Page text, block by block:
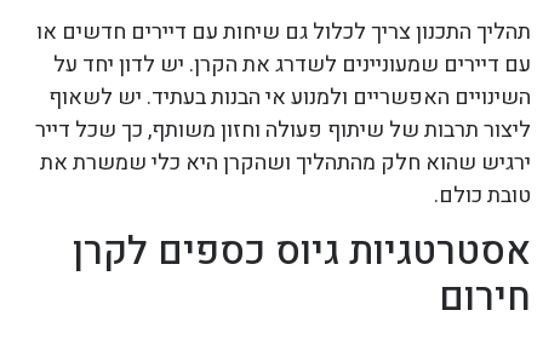
תהליך התכנון צריך לכלול גם שיחות עם דיירים חדשים או
עם דיירים שמעוניינים לשדרג את הקרן. יש לדון יחד על
השינויים האפשריים ולמנוע אי הבנות בעתיד. יש לשאוף
ליצור תרבות של שיתוף פעולה וחזון משותף, כך שכל דייר
ירגיש שהוא חלק מהתהליך ושהקרן היא כלי שמשרת את
טובת כולם.
אסטרטגיות גיוס כספים לקרן
חירום